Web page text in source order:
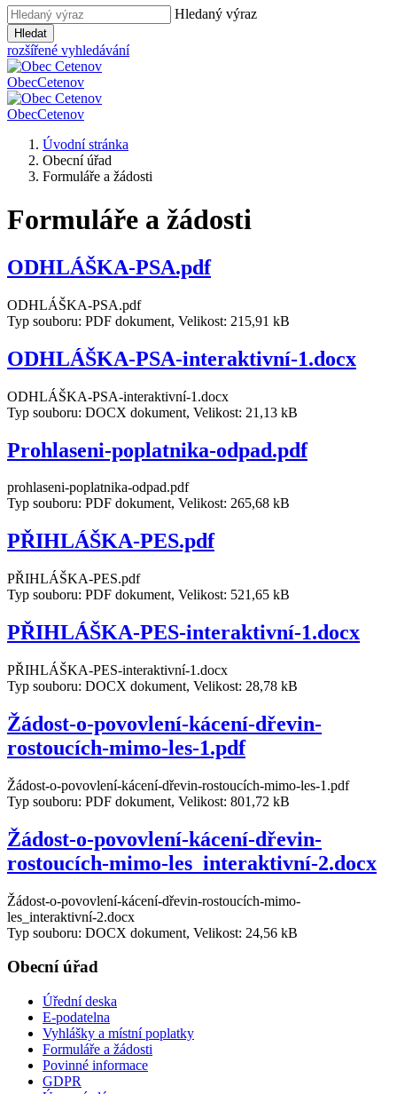
Hledaný výraz
Hledat
rozšířené vyhledávání
ObecCetenov
ObecCetenov
Úvodní stránka
Obecní úřad
Formuláře a žádosti
Formuláře a žádosti
ODHLÁŠKA-PSA.pdf
ODHLÁŠKA-PSA.pdf
Typ souboru: PDF dokument, Velikost: 215,91 kB
ODHLÁŠKA-PSA-interaktivní-1.docx
ODHLÁŠKA-PSA-interaktivní-1.docx
Typ souboru: DOCX dokument, Velikost: 21,13 kB
Prohlaseni-poplatnika-odpad.pdf
prohlaseni-poplatnika-odpad.pdf
Typ souboru: PDF dokument, Velikost: 265,68 kB
PŘIHLÁŠKA-PES.pdf
PŘIHLÁŠKA-PES.pdf
Typ souboru: PDF dokument, Velikost: 521,65 kB
PŘIHLÁŠKA-PES-interaktivní-1.docx
PŘIHLÁŠKA-PES-interaktivní-1.docx
Typ souboru: DOCX dokument, Velikost: 28,78 kB
Žádost-o-povovlení-kácení-dřevin-
rostoucích-mimo-les-1.pdf
Žádost-o-povovlení-kácení-dřevin-rostoucích-mimo-les-1.pdf
Typ souboru: PDF dokument, Velikost: 801,72 kB
Žádost-o-povovlení-kácení-dřevin-
rostoucích-mimo-les_interaktivní-2.docx
Žádost-o-povovlení-kácení-dřevin-rostoucích-mimo-
les_interaktivní-2.docx
Typ souboru: DOCX dokument, Velikost: 24,56 kB
Obecní úřad
Úřední deska
E-podatelna
Vyhlášky a místní poplatky
Formuláře a žádosti
Povinné informace
GDPR